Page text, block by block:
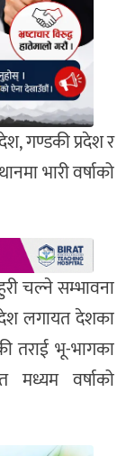
गण्डकी प्रदेश र
भारी वर्षाको
चल्ने सम्भावना
लगायत देशका
तराई भू-भागका
मध्यम वर्षाको